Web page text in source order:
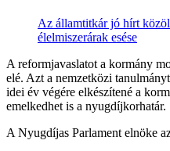
Az államtitkár jó hírt
élelmiszerárak esése
A reformjavaslatot a kormány
elé. Azt a nemzetközi
idei év végére elkészítené a
emelkedhet is a nyugdíjkorhatár.
A Nyugdíjas Parlament elnöke